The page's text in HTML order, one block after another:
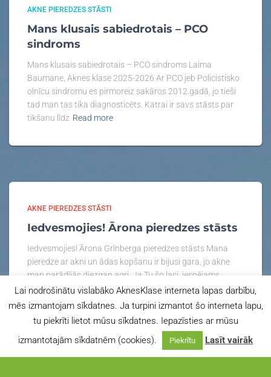
AKNE PIEREDZES STĀSTI
Mans klusais sabiedrotais – PCO
sindroms​
Mans klusais sabiedrotais – PCO sindroms Laima
Baumane, Aknes klase 2025-2026 Ar PCO jeb Policistisko
olnīcu sindromu es pirmoreiz sakāros 2012.gadā, jo tieši
tad man tas tika diagnosticēts. Katrai ir savs stāsts par
tikšanu līdz Read more
AKNE PIEREDZES STĀSTI
Iedvesmojies! Ārona pieredzes stāsts
Iedvesmojies! Ārona Grīnberga pieredzes stāsts Mana
pieredze ar akni un ādas kopšanu ir bijusi gara, jo akne
man parādījās diezgan agri. Ja Tu šo lasi, iespējams,
meklē atbildes – tāpēc padalīšos ne tikai ar saviem
Read more
Lai nodrošinātu vislabāko AknesKlase interneta lapas darbību,
mēs izmantojam sīkdatnes. Ja turpini izmantot šo interneta lapu,
tu piekrīti lietot mūsu sīkdatnes. Iepazīsties ar mūsu
izmantotajām sīkdatnēm (cookies).
Piekrītu Lasīt vairāk